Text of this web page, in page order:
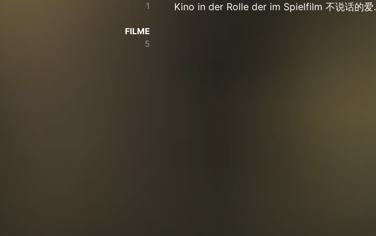
1
FILME
5
Kino in der Rolle der im Spielfilm 不说话的爱.